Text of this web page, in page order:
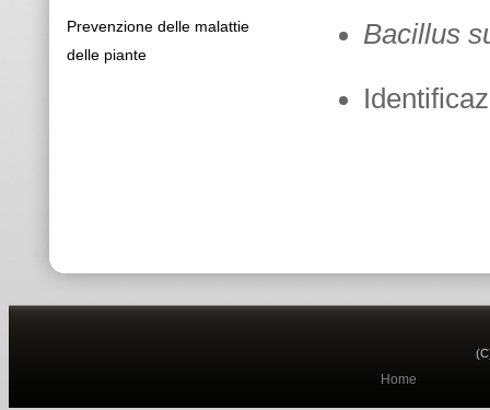
Prevenzione delle malattie
delle piante
Bacillus
Home